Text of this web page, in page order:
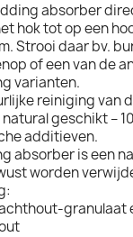
absorber
hok tot op een
Strooi daar bv.
of een van de
varianten.
reiniging van
geschikt –
additieven.
absorber is een
worden
granulaat